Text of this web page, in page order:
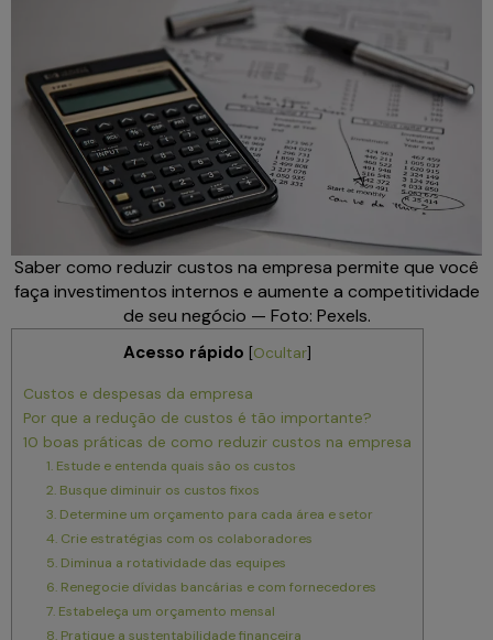
Saber como reduzir custos na empresa permite que você
faça investimentos internos e aumente a competitividade
de seu negócio — Foto: Pexels.
Acesso rápido [Ocultar]
Custos e despesas da empresa
Por que a redução de custos é tão importante?
10 boas práticas de como reduzir custos na empresa
1. Estude e entenda quais são os custos
2. Busque diminuir os custos fixos
3. Determine um orçamento para cada área e setor
4. Crie estratégias com os colaboradores
5. Diminua a rotatividade das equipes
6. Renegocie dívidas bancárias e com fornecedores
7. Estabeleça um orçamento mensal
8. Pratique a sustentabilidade financeira